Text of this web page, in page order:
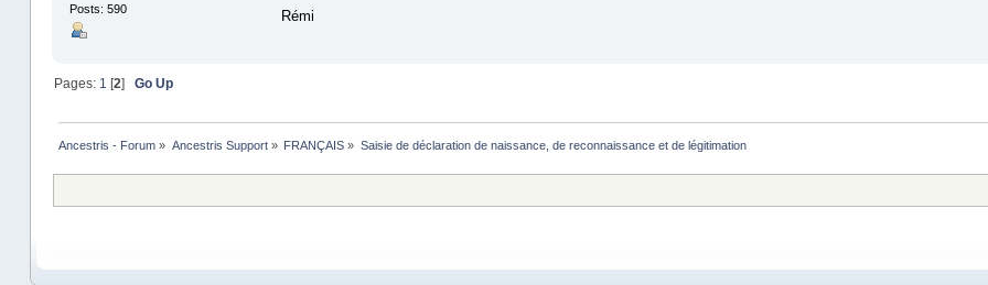
Posts: 590 Rémi
Pages: 1 [2]Go Up
Ancestris - Forum » Ancestris Support» FRANÇAIS » Saisie de déclaration de naissance, de reconnaissance et de légitimation